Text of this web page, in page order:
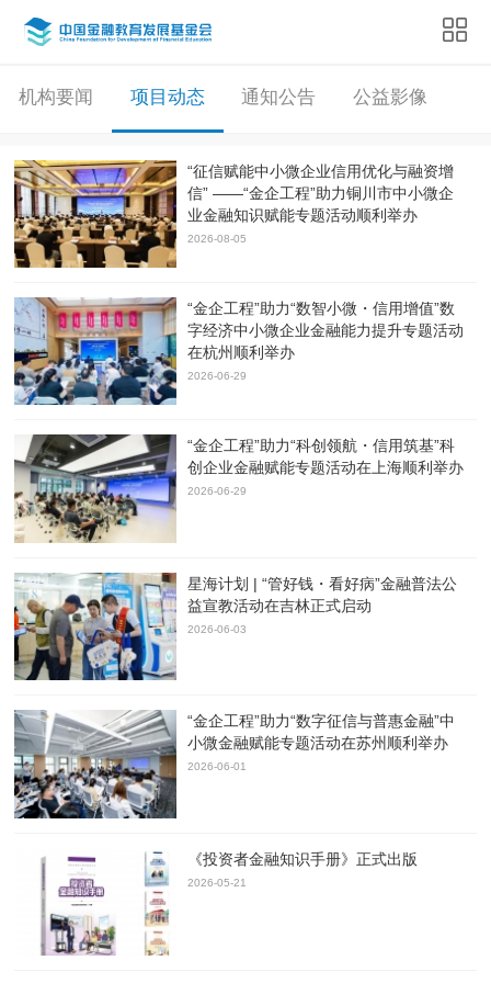
机构要闻 项目动态 通知公告 公益影像
“征信赋能中小微企业信用优化与融资增
信” ——“金企工程”助力铜川市中小微企
业金融知识赋能专题活动顺利举办
2026-08-05
“金企工程”助力“数智小微・信用增值”数
字经济中小微企业金融能力提升专题活动
在杭州顺利举办
2026-06-29
“金企工程”助力“科创领航・信用筑基”科
创企业金融赋能专题活动在上海顺利举办
2026-06-29
星海计划 | “管好钱・看好病”金融普法公
益宣教活动在吉林正式启动
2026-06-03
“金企工程”助力“数字征信与普惠金融”中
小微金融赋能专题活动在苏州顺利举办
2026-06-01
《投资者金融知识手册》正式出版
2026-05-21